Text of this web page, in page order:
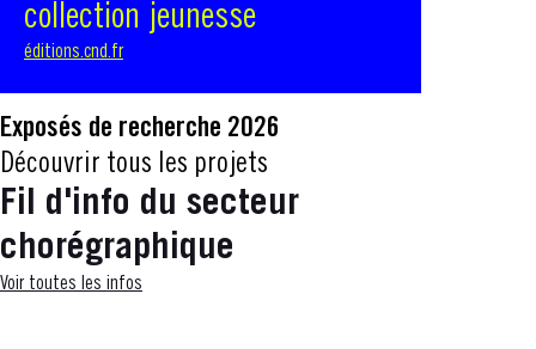
collection jeunesse
éditions.cnd.fr
Exposés de recherche 2026
Découvrir tous les projets
Fil d'info du secteur
chorégraphique
Voir toutes les infos